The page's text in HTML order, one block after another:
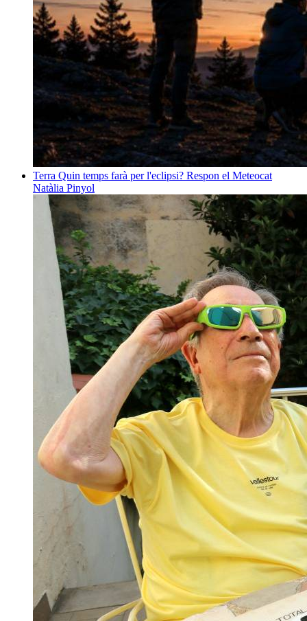
Terra Quin temps farà per l'eclipsi? Respon el Meteocat
Natàlia Pinyol